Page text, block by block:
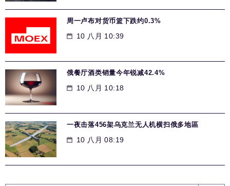
周一卢布对货币篮下跌约0.3%
10 八月 10:39
俄餐厅酒类销量今年锐减42.4%
10 八月 10:18
一夜击落456架乌克兰无人机横扫俄多地區
10 八月 08:19